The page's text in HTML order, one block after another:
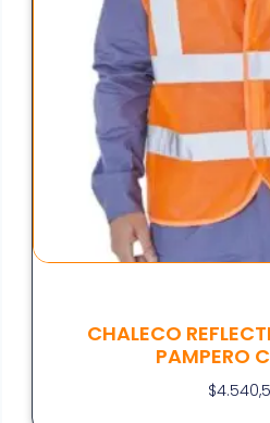
CHALECO
PAMPERO
$